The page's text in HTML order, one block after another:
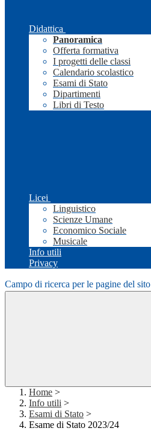
Didattica
Panoramica
Offerta formativa
I progetti delle classi
Calendario scolastico
Esami di Stato
Dipartimenti
Libri di Testo
Licei
Linguistico
Scienze Umane
Economico Sociale
Musicale
Info utili
Privacy
Campo di ricerca per le pagine del sito
Home >
Info utili >
Esami di Stato >
Esame di Stato 2023/24